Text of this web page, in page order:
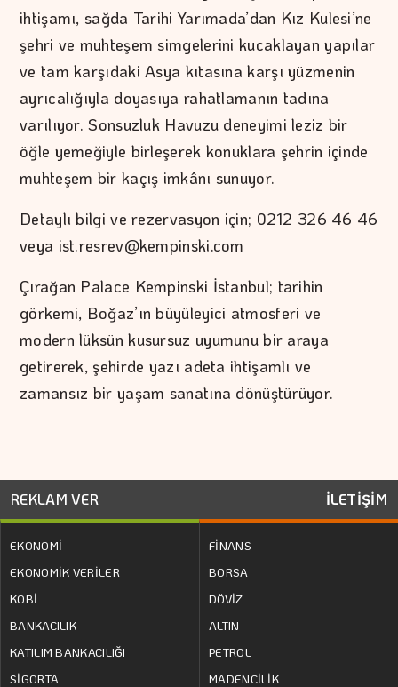
ihtişamı, sağda Tarihi Yarımada’dan Kız Kulesi’ne
şehri ve muhteşem simgelerini kucaklayan yapılar
ve tam karşıdaki Asya kıtasına karşı yüzmenin
ayrıcalığıyla doyasıya rahatlamanın tadına
varılıyor. Sonsuzluk Havuzu deneyimi leziz bir
öğle yemeğiyle birleşerek konuklara şehrin içinde
muhteşem bir kaçış imkânı sunuyor.
Detaylı bilgi ve rezervasyon için; 0212 326 46 46
veya ist.resrev@kempinski.com
Çırağan Palace Kempinski İstanbul; tarihin
görkemi, Boğaz’ın büyüleyici atmosferi ve
modern lüksün kusursuz uyumunu bir araya
getirerek, şehirde yazı adeta ihtişamlı ve
zamansız bir yaşam sanatına dönüştürüyor.
REKLAM VER İLETİŞİM
EKONOMİ
EKONOMİK VERİLER
KOBİ
BANKACILIK
KATILIM BANKACILIĞI
SİGORTA
FİNANS
BORSA
DÖVİZ
ALTIN
PETROL
MADENCİLİK